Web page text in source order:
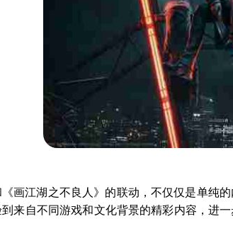
《画江湖之不良人》的联动，不仅仅是单纯
来自不同游戏和文化背景的精彩内容，进